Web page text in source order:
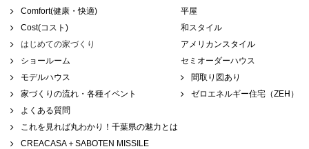
Comfort(健康・快適)
Cost(コスト)
はじめての家づくり
ショールーム
モデルハウス
家づくりの流れ・各種イベント
よくある質問
これを見れば丸わかり！千葉県の魅力とは
CREACASA＋SABOTEN MISSILE
平屋
和スタイル
アメリカンスタイル
セミオーダーハウス
間取り図あり
ゼロエネルギー住宅（ZEH）